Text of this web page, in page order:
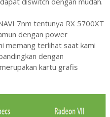
7nm tentunya RX 5700XT
dengan power
memang terlihat saat kami
dengan
kartu grafis